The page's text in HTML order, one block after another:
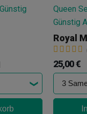
Royal
25,00 €